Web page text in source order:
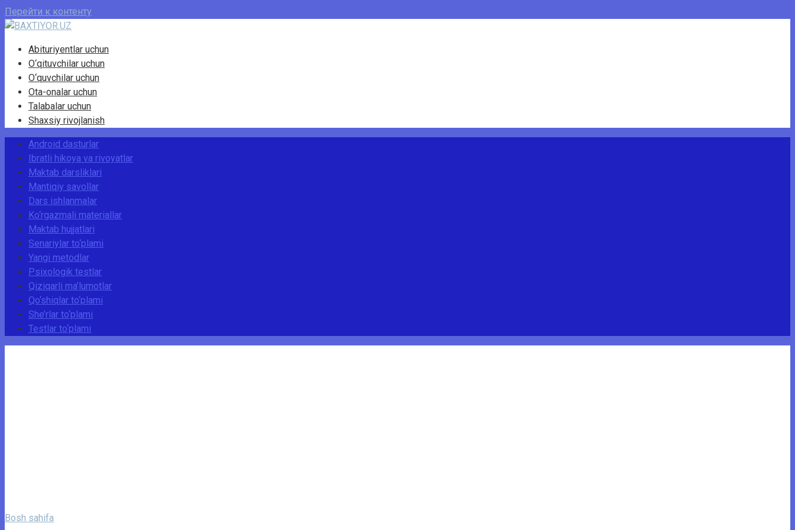
Перейти к контенту
Abituriyentlar uchun
O‘qituvchilar uchun
O‘quvchilar uchun
Ota-onalar uchun
Talabalar uchun
Shaxsiy rivojlanish
Android dasturlar
Ibratli hikoya va rivoyatlar
Maktab darsliklari
Mantiqiy savollar
Dars ishlanmalar
Ko‘rgazmali materiallar
Maktab hujjatlari
Senariylar to‘plami
Yangi metodlar
Psixologik testlar
Qiziqarli ma’lumotlar
Qo‘shiqlar to‘plami
She’rlar to‘plami
Testlar to‘plami
Bosh sahifa